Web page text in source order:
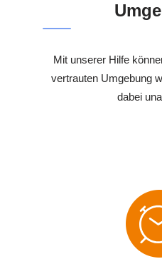
Mit unserer Hilfe
vertrauten Umgebung
dabei